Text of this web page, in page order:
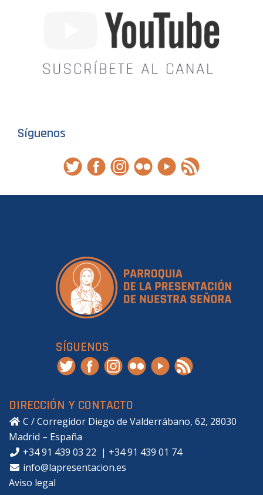
Síguenos
SÍGUENOS
DIRECCIÓN Y CONTACTO
C / Corregidor Diego de Valderrábano, 62, 28030
Madrid – España
+34 91 439 03 22 | +34 91 439 01 74
info@lapresentacion.es
Aviso legal